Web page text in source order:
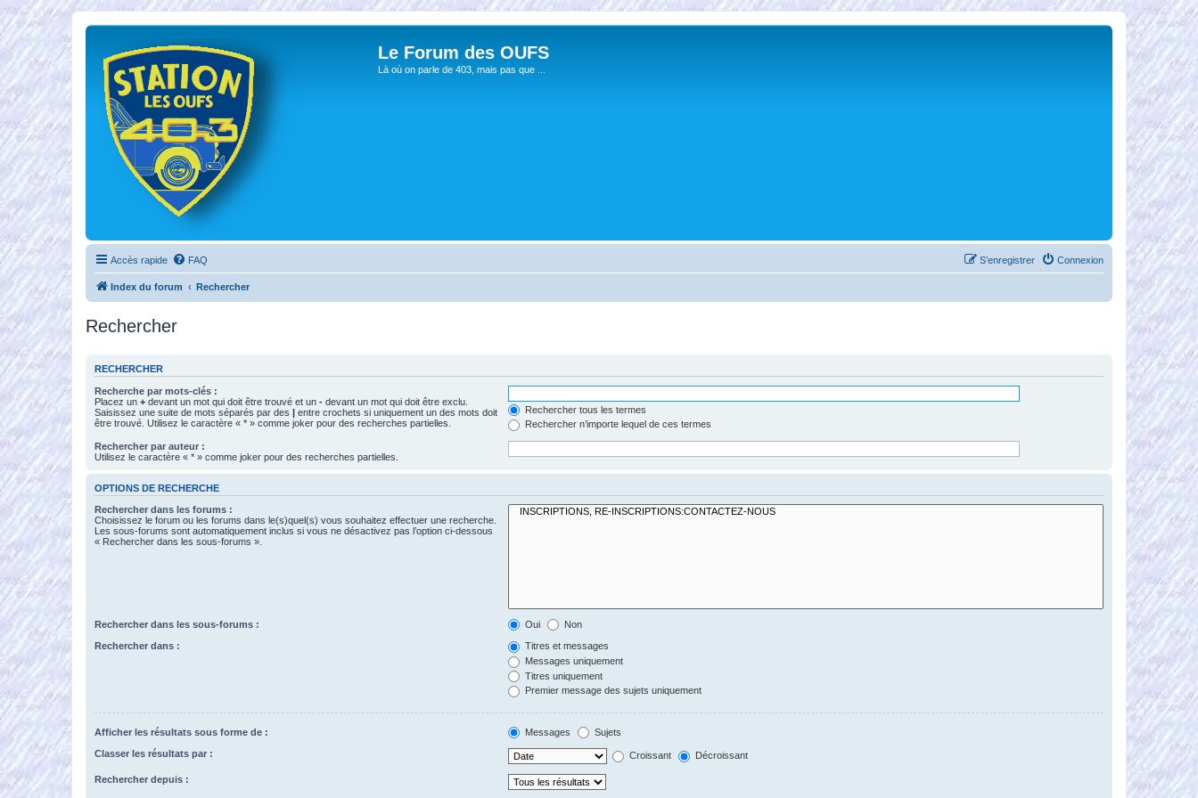
Le Forum des OUFS
Là où on parle de 403, mais pas que ...
Accès rapide FAQ Connexion
S’enregistrer
Index du forum Rechercher
Rechercher
RECHERCHER
Recherche par mots-clés :
Placez un + devant un mot qui doit être trouvé et un - devant un mot qui doit être exclu.
Saisissez une suite de mots séparés par des | entre crochets si uniquement un des mots doit
être trouvé. Utilisez le caractère « * » comme joker pour des recherches partielles.
Rechercher tous les termes
Rechercher n’importe lequel de ces termes
Rechercher par auteur :
Utilisez le caractère « * » comme joker pour des recherches partielles.
OPTIONS DE RECHERCHE
Rechercher dans les forums :
Choisissez le forum ou les forums dans le(s)quel(s) vous souhaitez effectuer une recherche.
Les sous-forums sont automatiquement inclus si vous ne désactivez pas l’option ci-dessous
« Rechercher dans les sous-forums ».
Rechercher dans les sous-forums : Oui Non
Rechercher dans :
Titres et messages
Messages uniquement
Titres uniquement
Premier message des sujets uniquement
Afficher les résultats sous forme de : Messages Sujets
Classer les résultats par : Croissant Décroissant
Rechercher depuis :